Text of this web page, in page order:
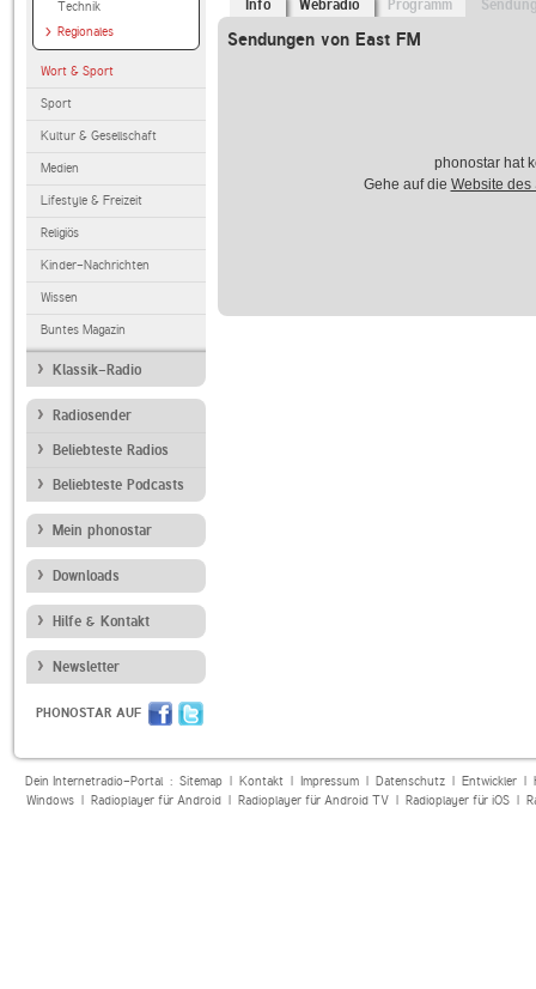
Technik
Regionales
Wort & Sport
Sport
Kultur & Gesellschaft
Medien
Lifestyle & Freizeit
Religiös
Kinder-Nachrichten
Wissen
Buntes Magazin
Klassik-Radio
Radiosender
Beliebteste Radios
Beliebteste Podcasts
Mein phonostar
Downloads
Hilfe & Kontakt
Newsletter
PHONOSTAR AUF
Info Webradio Programm
Sendungen von East FM
phonostar hat
Gehe auf die Website des
Dein Internetradio-Portal : Sitemap| Kontakt| Impressum| Datenschutz| Entwickler|
Windows| Radioplayer für Android| Radioplayer für Android TV| Radioplayer für iOS|